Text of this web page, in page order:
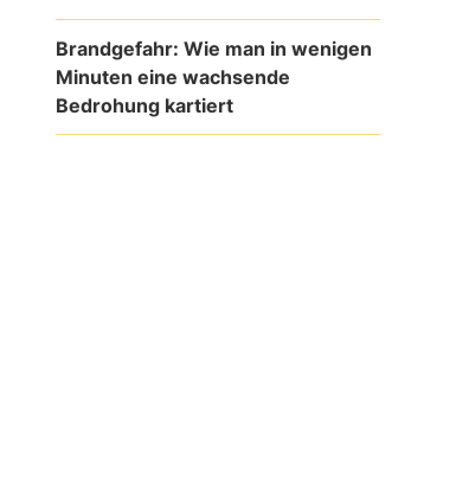
Brandgefahr: Wie man in wenigen
Minuten eine wachsende
Bedrohung kartiert